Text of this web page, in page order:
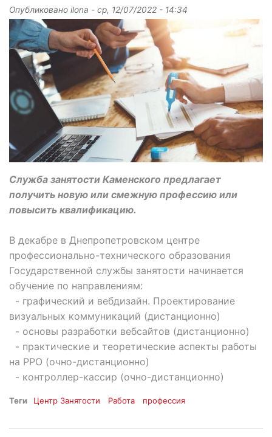
Опубликовано ilona - ср, 12/07/2022 - 14:34
Служба занятости Каменского предлагает
получить новую или смежную профессию или
повысить квалификацию.
В декабре в Днепропетровском центре
профессионально-технического образования
Государственной службы занятости начинается
обучение по направлениям:
- графический и вебдизайн. Проектирование
визуальных коммуникаций (дистанционно)
- основы разработки вебсайтов (дистанционно)
- практические и теоретические аспекты работы
на РРО (очно-дистанционно)
- контроллер-кассир (очно-дистанционно)
Теги Центр Занятости Работа профессия